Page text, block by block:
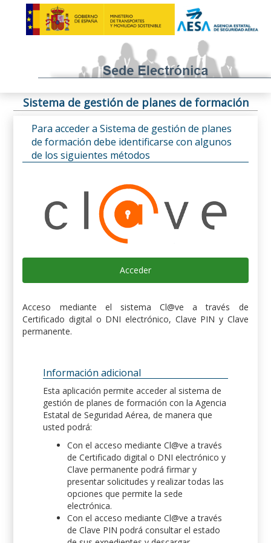
Sistema de gestión de planes de formación
Para acceder a Sistema de gestión de planes
de formación debe identificarse con algunos
de los siguientes métodos
Acceder
Acceso mediante el sistema Cl@ve a través de
Certificado digital o DNI electrónico, Clave PIN y Clave
permanente.
Información adicional
Esta aplicación permite acceder al sistema de
gestión de planes de formación con la Agencia
Estatal de Seguridad Aérea, de manera que
usted podrá:
Con el acceso mediante Cl@ve a través
de Certificado digital o DNI electrónico y
Clave permanente podrá firmar y
presentar solicitudes y realizar todas las
opciones que permite la sede
electrónica.
Con el acceso mediante Cl@ve a través
de Clave PIN podrá consultar el estado